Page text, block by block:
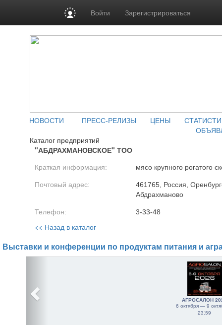
Войти Зарегистрироваться
НОВОСТИ ПРЕСС-РЕЛИЗЫ ЦЕНЫ
Каталог предприятий
"АБДРАХМАНОВСКОЕ" ТОО
Краткая информация: мясо крупного рогатого
Почтовый адрес:
461765, Россия,
Абдрахманово
Телефон: 3-33-48
<< Назад в каталог
Выставки и конференции по продуктам питания и
АГРОСАЛОН
6 октября — 9
23:59